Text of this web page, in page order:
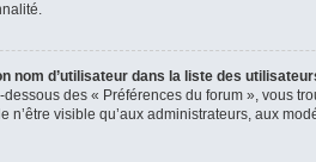
nom d’utilisateur dans la liste des
des « Préférences du forum », vous
n’être visible qu’aux administrateurs, aux